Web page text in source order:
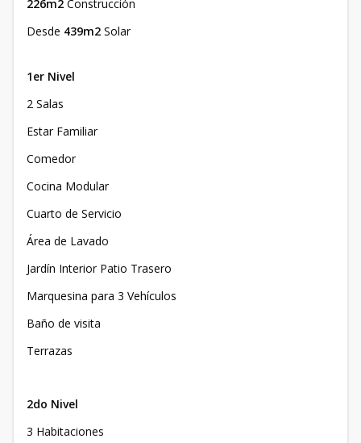
226m2 Construcción
Desde 439m2 Solar
1er Nivel
2 Salas
Estar Familiar
Comedor
Cocina Modular
Cuarto de Servicio
Área de Lavado
Jardín Interior Patio Trasero
Marquesina para 3 Vehículos
Baño de visita
Terrazas
2do Nivel
3 Habitaciones